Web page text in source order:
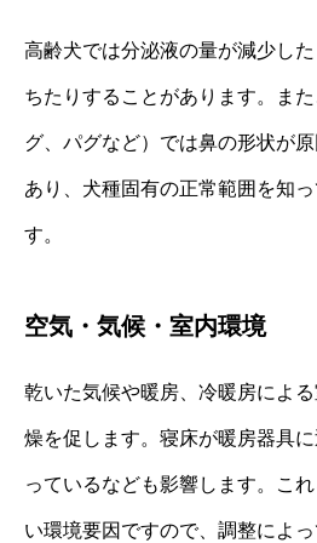
高齢犬では分泌液の量が減少し
ちたりすることがあります。ま
グ、パグなど）では鼻の形状が
あり、犬種固有の正常範囲を知
す。
空気・気候・室内環境
乾いた気候や暖房、冷暖房によ
燥を促します。寝床が暖房器具
っているなども影響します。こ
い環境要因ですので、調整によ